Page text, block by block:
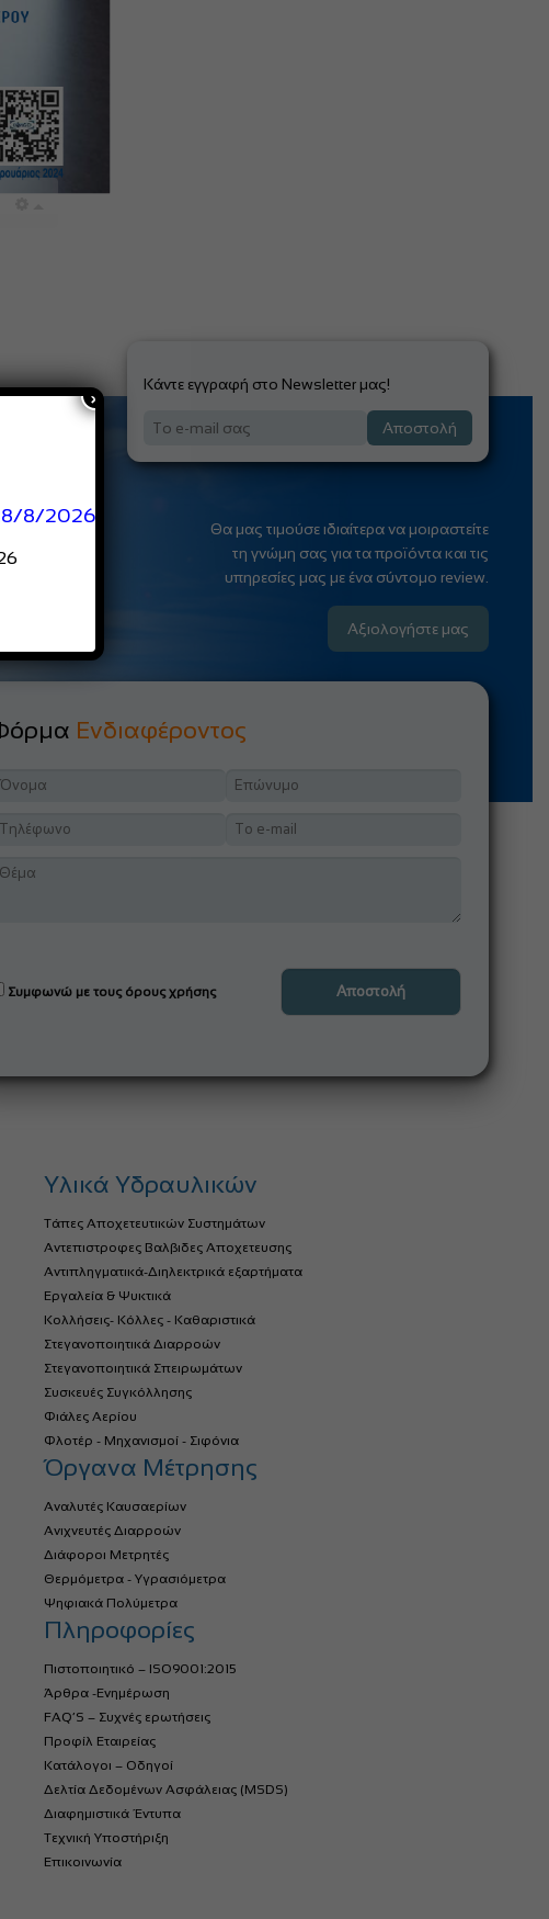
Κάντε εγγραφή στο Newsletter μας!
Αποστολή
Θα μας τιμούσε ιδιαίτερα να μοιραστείτε
τη γνώμη σας για τα προϊόντα και τις
υπηρεσίες μας με ένα σύντομο review.
Αξιολογήστε μας
Ενδιαφέροντος
Συμφωνώ με τους όρους χρήσης
Υλικά Υδραυλικών
Τάπες Αποχετευτικών Συστημάτων
Αντεπιστροφες Βαλβιδες Αποχετευσης
Αντιπληγματικά-Διηλεκτρικά εξαρτήματα
Εργαλεία & Ψυκτικά
Κολλήσεις- Κόλλες - Καθαριστικά
Στεγανοποιητικά Διαρροών
Στεγανοποιητικά Σπειρωμάτων
Συσκευές Συγκόλλησης
Φιάλες Αερίου
Φλοτέρ - Μηχανισμοί - Σιφόνια
Όργανα Μέτρησης
Αναλυτές Καυσαερίων
Ανιχνευτές Διαρροών
Διάφοροι Μετρητές
Θερμόμετρα - Υγρασιόμετρα
Ψηφιακά Πολύμετρα
Πληροφορίες
Πιστοποιητικό – ISO9001:2015
Άρθρα -Ενημέρωση
FAQ’S – Συχνές ερωτήσεις
Προφίλ Εταιρείας
Κατάλογοι – Οδηγοί
Δελτία Δεδομένων Ασφάλειας (MSDS)
Διαφημιστικά Έντυπα
Τεχνική Υποστήριξη
Επικοινωνία
8/2026
×